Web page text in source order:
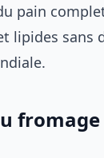
pain
lipides sans